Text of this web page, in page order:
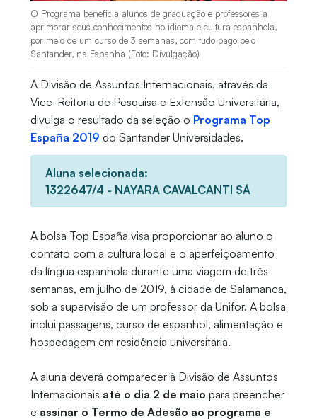
O Programa beneficia alunos de graduação e professores a
aprimorar seus conhecimentos no idioma e cultura espanhola,
por meio de um curso de 3 semanas, com tudo pago pelo
Santander, na Espanha (Foto: Divulgação)
A Divisão de Assuntos Internacionais, através da
Vice-Reitoria de Pesquisa e Extensão Universitária,
divulga o resultado da seleção o Programa Top
España 2019 do Santander Universidades.
Aluna selecionada:
1322647/4 - NAYARA CAVALCANTI SÁ
A bolsa Top España visa proporcionar ao aluno o
contato com a cultura local e o aperfeiçoamento
da língua espanhola durante uma viagem de três
semanas, em julho de 2019, à cidade de Salamanca,
sob a supervisão de um professor da Unifor. A bolsa
inclui passagens, curso de espanhol, alimentação e
hospedagem em residência universitária.
A aluna deverá comparecer à Divisão de Assuntos
Internacionais até o dia 2 de maio para preencher
e assinar o Termo de Adesão ao programa e